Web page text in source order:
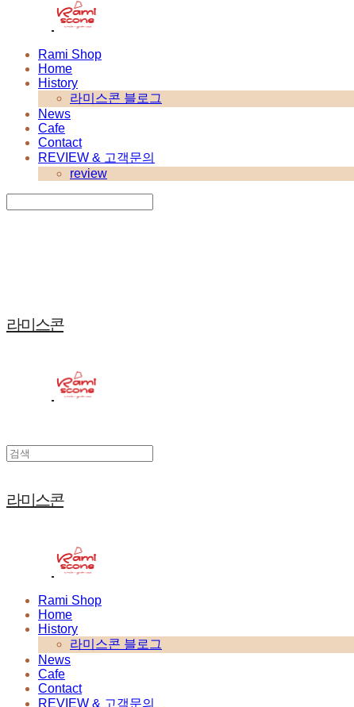
Rami Shop
Home
History
라미스콘 블로그
News
Cafe
Contact
REVIEW & 고객문의
review
라미스콘
라미스콘
Rami Shop
Home
History
라미스콘 블로그
News
Cafe
Contact
REVIEW & 고객문의